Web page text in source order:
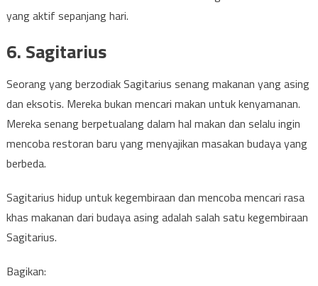
yang aktif sepanjang hari.
6. Sagitarius
Seorang yang berzodiak Sagitarius senang makanan yang asing
dan eksotis. Mereka bukan mencari makan untuk kenyamanan.
Mereka senang berpetualang dalam hal makan dan selalu ingin
mencoba restoran baru yang menyajikan masakan budaya yang
berbeda.
Sagitarius hidup untuk kegembiraan dan mencoba mencari rasa
khas makanan dari budaya asing adalah salah satu kegembiraan
Sagitarius.
Bagikan: